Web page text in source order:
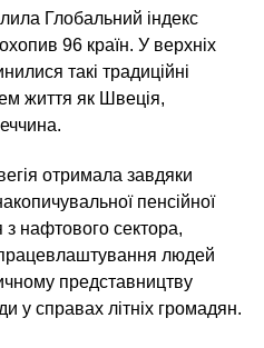
Глобальний індекс
96 країн. У верхніх
такі традиційні
життя як Швеція,
отримала завдяки
пенсійної
з нафтового сектора,
людей
представництву
у справах літніх громадян.